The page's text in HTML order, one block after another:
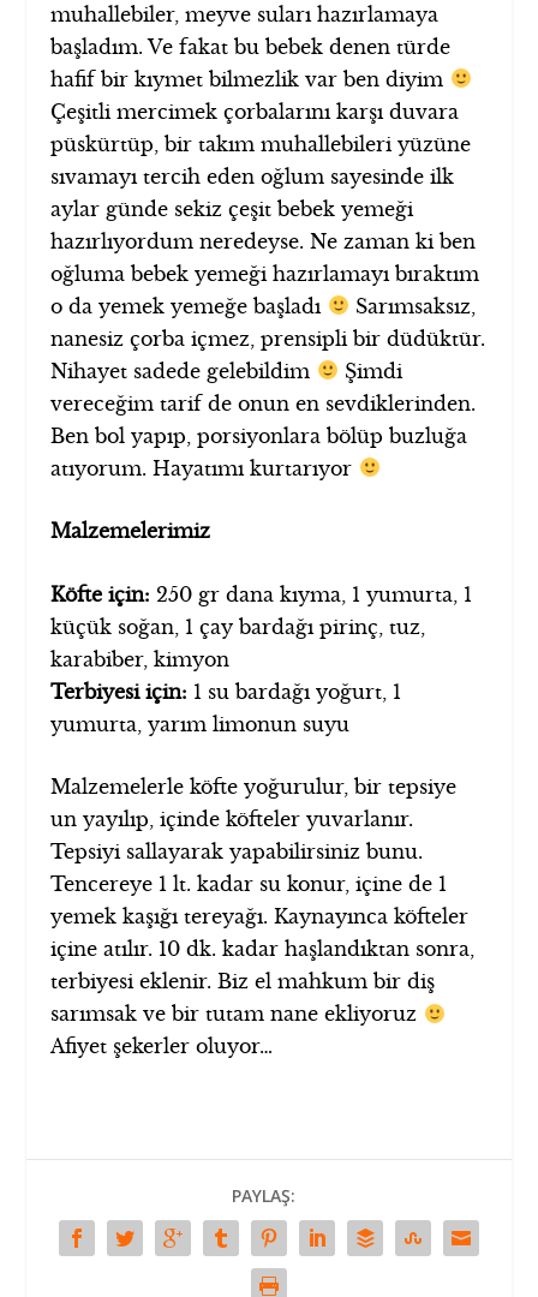
muhallebiler, meyve suları hazırlamaya
başladım. Ve fakat bu bebek denen türde
hafif bir kıymet bilmezlik var ben diyim
Çeşitli mercimek çorbalarını karşı duvara
püskürtüp, bir takım muhallebileri yüzüne
sıvamayı tercih eden oğlum sayesinde ilk
aylar günde sekiz çeşit bebek yemeği
hazırlıyordum neredeyse. Ne zaman ki ben
oğluma bebek yemeği hazırlamayı bıraktım
o da yemek yemeğe başladı
Sarımsaksız,
nanesiz çorba içmez, prensipli bir düdüktür.
Nihayet sadede gelebildim
Şimdi
vereceğim tarif de onun en sevdiklerinden.
Ben bol yapıp, porsiyonlara bölüp buzluğa
atıyorum. Hayatımı kurtarıyor
Malzemelerimiz
Köfte için: 250 gr dana kıyma, 1 yumurta, 1
küçük soğan, 1 çay bardağı pirinç, tuz,
karabiber, kimyon
Terbiyesi için: 1 su bardağı yoğurt, 1
yumurta, yarım limonun suyu
Malzemelerle köfte yoğurulur, bir tepsiye
un yayılıp, içinde köfteler yuvarlanır.
Tepsiyi sallayarak yapabilirsiniz bunu.
Tencereye 1 lt. kadar su konur, içine de 1
yemek kaşığı tereyağı. Kaynayınca köfteler
içine atılır. 10 dk. kadar haşlandıktan sonra,
terbiyesi eklenir. Biz el mahkum bir diş
sarımsak ve bir tutam nane ekliyoruz
Afiyet şekerler oluyor…
PAYLAŞ: